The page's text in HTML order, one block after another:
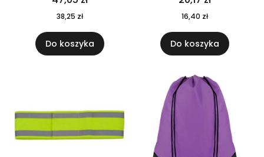
38,25 zł
Do koszyka
MO9617-10
16,40 zł
Do koszyka